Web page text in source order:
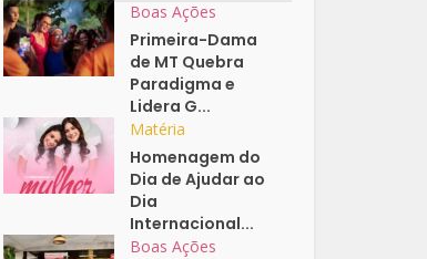
Boas Ações
Primeira-Dama
de MT Quebra
Paradigma e
Lidera G...
Matéria
Homenagem do
Dia de Ajudar ao
Dia
Internacional...
Boas Ações